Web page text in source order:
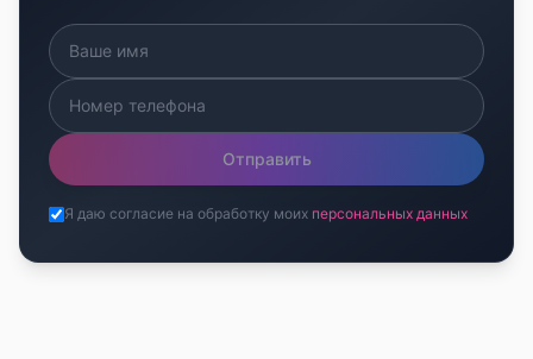
Отправить
Я даю согласие на обработку моих персональных данных